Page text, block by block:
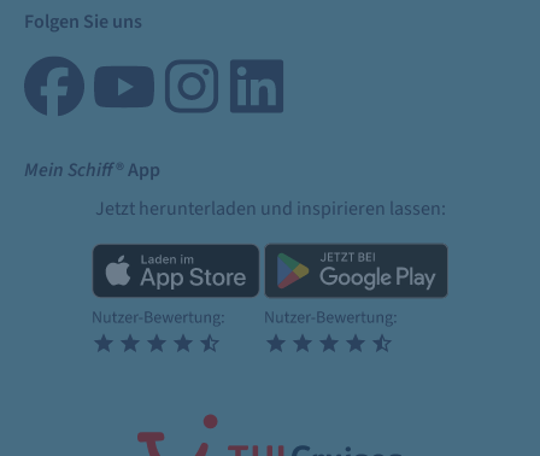
Folgen Sie uns
Mein Schiff® App
Jetzt herunterladen und inspirieren lassen: